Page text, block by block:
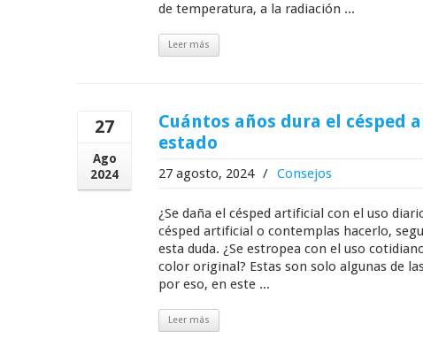
de temperatura, a la radiación ...
Leer más
27
Ago
2024
Cuántos años dura el césped
estado
27 agosto, 2024 / Consejos
¿Se daña el césped artificial con el uso
césped artificial o contemplas hacerlo,
esta duda. ¿Se estropea con el uso
color original? Estas son solo algunas de
por eso, en este ...
Leer más